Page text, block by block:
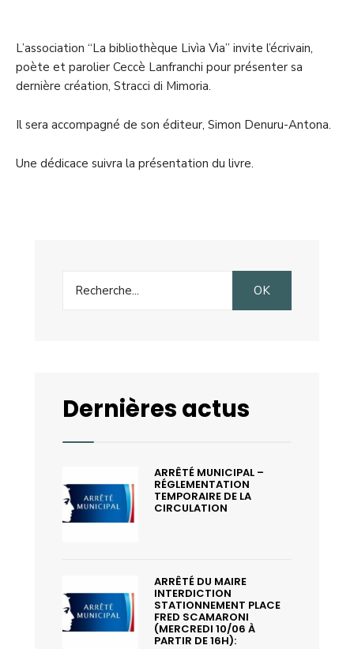
L’association “La bibliothèque Livìa Vìa” invite l’écrivain,
poète et parolier Ceccè Lanfranchi pour présenter sa
dernière création, Stracci di Mimoria.
Il sera accompagné de son éditeur, Simon Denuru-Antona.
Une dédicace suivra la présentation du livre.
for:
OK
Dernières actus
ARRÊTÉ MUNICIPAL –
RÉGLEMENTATION
TEMPORAIRE DE LA
CIRCULATION
ARRÊTÉ DU MAIRE
INTERDICTION
STATIONNEMENT PLACE
FRED SCAMARONI
(MERCREDI 10/06 À
PARTIR DE 16H):